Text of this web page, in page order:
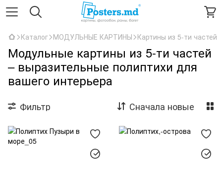
Каталог МОДУЛЬНЫЕ КАРТИНЫ Картины из 5-ти частей
Модульные картины из 5-ти частей
– выразительные полиптихи для
вашего интерьера
Фильтр Сначала новые